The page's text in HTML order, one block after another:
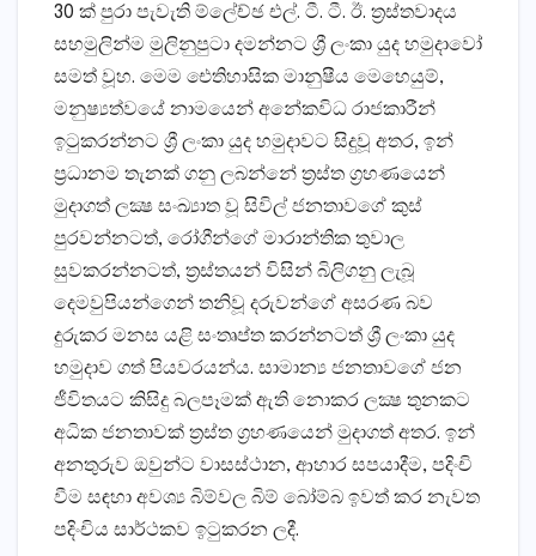
30 ක්‌ පුරා පැවැති ම්ලේච්ඡ එල්. ටී. ටී. ඊ. ත්‍රස්‌තවාදය
සහමුලින්ම මුලිනුපුටා දමන්නට ශ්‍රී ලංකා යුද හමුදාවෝ
සමත් වූහ. මෙම ඓතිහාසික මානුෂීය මෙහෙයුම්,
මනුෂ්‍යත්වයේ නාමයෙන් අනේකවිධ රාජකාරීන්
ඉටුකරන්නට ශ්‍රී ලංකා යුද හමුදාවට සිදුවූ අතර, ඉන්
ප්‍රධානම තැනක්‌ ගනු ලබන්නේ ත්‍රස්‌ත ග්‍රහණයෙන්
මුදාගත් ලක්‍ෂ සංඛ්‍යාත වූ සිවිල් ජනතාවගේ කුස්‌
පුරවන්නටත්, රෝගීන්ගේ මාරාන්තික තුවාල
සුවකරන්නටත්, ත්‍රස්‌තයන් විසින් බිලිගනු ලැබූ
දෙමවුපියන්ගෙන් තනිවූ දරුවන්ගේ අසරණ බව
දුරුකර මනස යළි සංතෘප්ත කරන්නටත් ශ්‍රී ලංකා යුද
හමුදාව ගත් පියවරයන්ය. සාමාන්‍ය ජනතාවගේ ජන
ජීවිතයට කිසිදු බලපෑමක්‌ ඇති නොකර ලක්‍ෂ තුනකට
අධික ජනතාවක්‌ ත්‍රස්‌ත ග්‍රහණයෙන් මුදාගත් අතර. ඉන්
අනතුරුව ඔවුන්ට වාසස්‌ථාන, ආහාර සපයාදීම, පදිංචි
වීම සඳහා අවශ්‍ය බිම්වල බිම් බෝම්බ ඉවත් කර නැවත
පදිංචිය සාර්ථකව ඉටුකරන ලදී.